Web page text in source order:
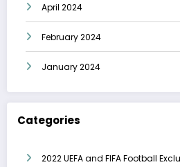
April 2024
February 2024
January 2024
Categories
2022 UEFA and FIFA Football